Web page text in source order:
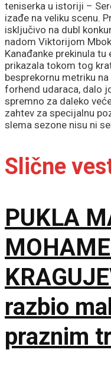
teniserka u istoriji –
izađe na veliku scenu.
isključivo na dubl
nadom Viktorijom
Kanađanke prekinula
prikazala tokom tog
besprekornu metriku
forhend udaraca, dalo
spremno za daleko
zahtev za specijalnu
slema sezone nisu ni
Slične
PUKLA
razbio
praznim